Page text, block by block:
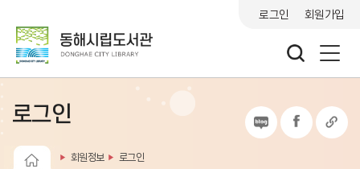
로그인 회원가입
로그인
회원정보 로그인